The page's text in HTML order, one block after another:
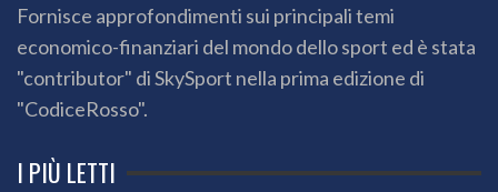
Fornisce approfondimenti sui principali temi
economico-finanziari del mondo dello sport ed è stata
"contributor" di SkySport nella prima edizione di
"CodiceRosso".
I PIÙ LETTI